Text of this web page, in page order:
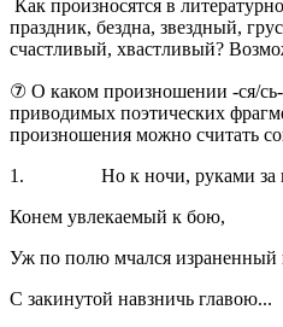
Как произносятся в
праздник, бездна, звездный,
счастливый, хвастливый?
⑦ О каком произношении -ся/
приводимых поэтических
произношения можно считать
1. Но к ночи, руками за
Конем увлекаемый к бою,
Уж по полю мчался израненный
С закинутой навзничь главою...